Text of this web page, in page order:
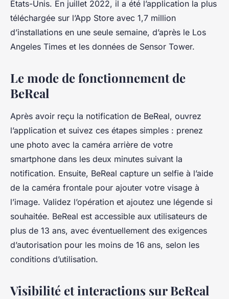
États-Unis. En juillet 2022, il a été l’application la plus
téléchargée sur l’App Store avec 1,7 million
d’installations en une seule semaine, d’après le Los
Angeles Times et les données de Sensor Tower.
Le mode de fonctionnement de
BeReal
Après avoir reçu la notification de BeReal, ouvrez
l’application et suivez ces étapes simples : prenez
une photo avec la caméra arrière de votre
smartphone dans les deux minutes suivant la
notification. Ensuite, BeReal capture un selfie à l’aide
de la caméra frontale pour ajouter votre visage à
l’image. Validez l’opération et ajoutez une légende si
souhaitée. BeReal est accessible aux utilisateurs de
plus de 13 ans, avec éventuellement des exigences
d’autorisation pour les moins de 16 ans, selon les
conditions d’utilisation.
Visibilité et interactions sur BeReal